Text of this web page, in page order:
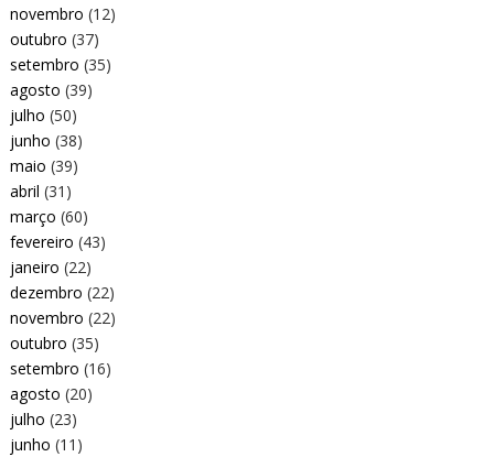
novembro (12)
outubro (37)
setembro (35)
agosto (39)
julho (50)
junho (38)
maio (39)
abril (31)
março (60)
fevereiro (43)
janeiro (22)
dezembro (22)
novembro (22)
outubro (35)
setembro (16)
agosto (20)
julho (23)
junho (11)